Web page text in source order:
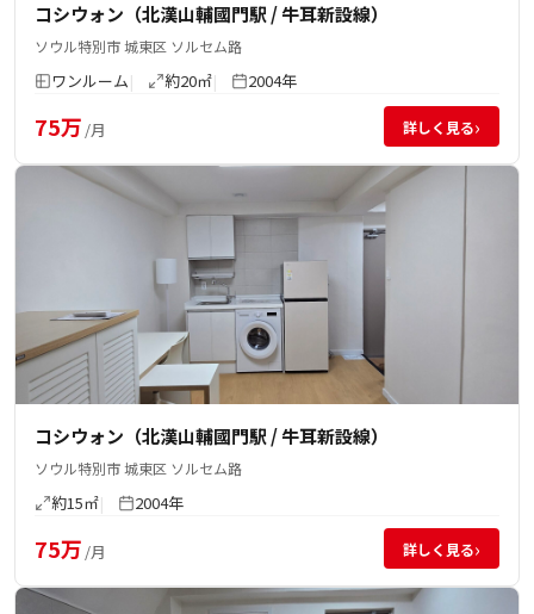
コシウォン（北漢山輔國門駅 / 牛耳新設線）
ソウル特別市 城東区 ソルセム路
ワンルーム 約20㎡ 2004年
75万 /月 詳しく見る›
コシウォン（北漢山輔國門駅 / 牛耳新設線）
ソウル特別市 城東区 ソルセム路
約15㎡ 2004年
75万 /月 詳しく見る›